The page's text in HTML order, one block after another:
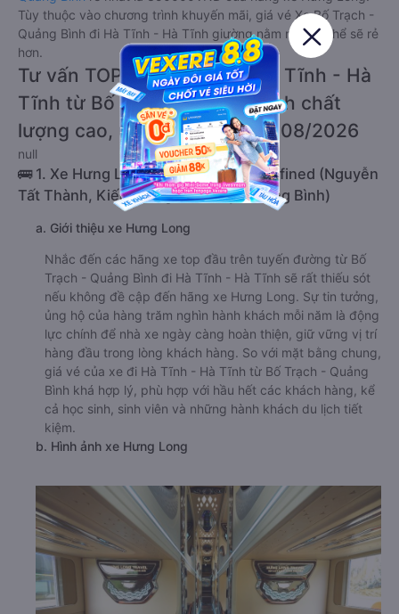
Tùy thuộc vào chương trình khuyến mãi, giá vé Xe Bố Trạch -
Quảng Bình đi Hà Tĩnh - Hà Tĩnh giường nằm này có thể sẽ rẻ
hơn.
Tư vấn TOP 2 xe khách đi Hà Tĩnh - Hà
Tĩnh từ Bố Trạch - Quảng Bình chất
lượng cao, uy tín, giá rẻ nhất 08/2026
null
🚌 1. Xe Hưng Long khởi hành tại undefined (Nguyễn
Tất Thành, Kiến Giang, Lệ Thủy, Quảng Bình)
a. Giới thiệu xe Hưng Long
Nhắc đến các hãng xe top đầu trên tuyến đường từ Bố
Trạch - Quảng Bình đi Hà Tĩnh - Hà Tĩnh sẽ rất thiếu sót
nếu không đề cập đến hãng xe Hưng Long. Sự tin tưởng,
ủng hộ của hàng trăm nghìn hành khách mỗi năm là động
lực chính để nhà xe ngày càng hoàn thiện, giữ vững vị trí
hàng đầu trong lòng khách hàng. So với mặt bằng chung,
giá vé của xe đi Hà Tĩnh - Hà Tĩnh từ Bố Trạch - Quảng
Bình khá hợp lý, phù hợp với hầu hết các khách hàng, kể
cả học sinh, sinh viên và những hành khách du lịch tiết
kiệm.
b. Hình ảnh xe Hưng Long